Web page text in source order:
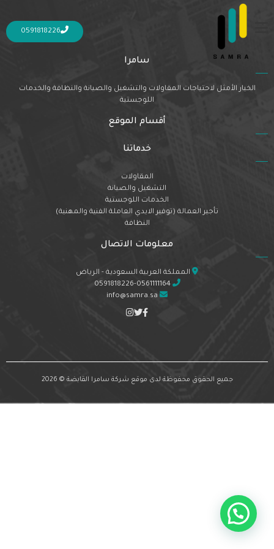
0591818226
Nothing Found
It seems we can’t find what you’re looking for. Perhaps searching can help.
سامرا
الخيار الأمثل لاحتياجات المقاولات والتشغيل والصيانة والنظافة والخدمات
اللوجستية
أقسام الموقع
خدماتنا
المقاولات
التشغيل والصيانة
الخدمات اللوجستية
تأجير العمالة (توفير الايدي العاملة الفنية والمهنية)
النظافة
معلومات الاتصال
المملكة العربية السعودية - الرياض
0591818226-0561111164
info@samra.sa
جميع الحقوق محفوظة لدى موقع شركة سامرا القابضة © 2026